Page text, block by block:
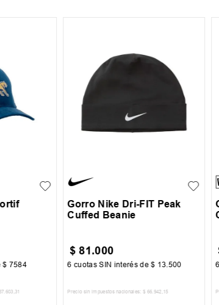
$ 7584
.603 ,31
Gorro Nike Dri-FIT Peak
Cuffed Beanie
$ 81.000
6 cuotas SIN interés de$ 13 500
Precio sin impuestos nacionales: $ 66.942 ,15
6